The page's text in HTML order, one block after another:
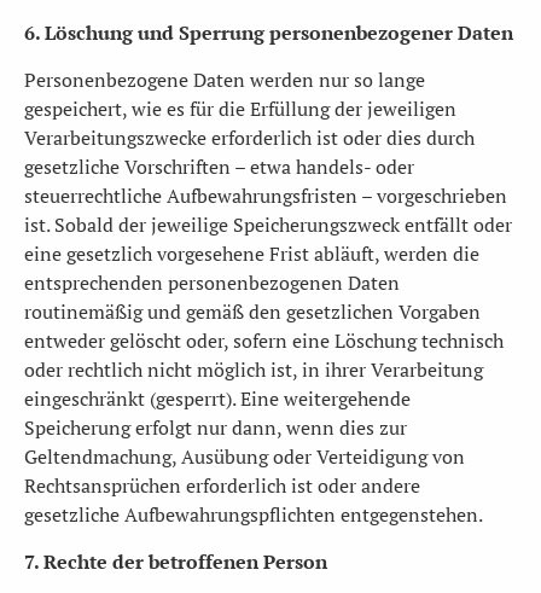
6. Löschung und Sperrung personenbezogener Daten
Personenbezogene Daten werden nur so lange
gespeichert, wie es für die Erfüllung der jeweiligen
Verarbeitungszwecke erforderlich ist oder dies durch
gesetzliche Vorschriften – etwa handels- oder
steuerrechtliche Aufbewahrungsfristen – vorgeschrieben
ist. Sobald der jeweilige Speicherungszweck entfällt oder
eine gesetzlich vorgesehene Frist abläuft, werden die
entsprechenden personenbezogenen Daten
routinemäßig und gemäß den gesetzlichen Vorgaben
entweder gelöscht oder, sofern eine Löschung technisch
oder rechtlich nicht möglich ist, in ihrer Verarbeitung
eingeschränkt (gesperrt). Eine weitergehende
Speicherung erfolgt nur dann, wenn dies zur
Geltendmachung, Ausübung oder Verteidigung von
Rechtsansprüchen erforderlich ist oder andere
gesetzliche Aufbewahrungspflichten entgegenstehen.
7. Rechte der betroffenen Person